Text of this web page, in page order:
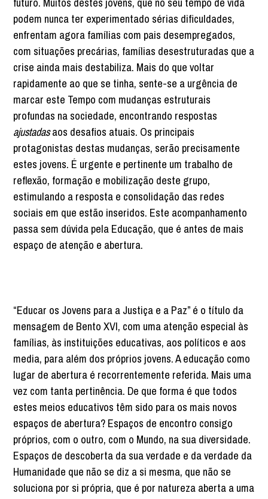
podem nunca ter experimentado sérias dificuldades,
enfrentam agora famílias com pais desempregados,
com situações precárias, famílias desestruturadas que a
crise ainda mais destabiliza. Mais do que voltar
rapidamente ao que se tinha, sente-se a urgência de
marcar este Tempo com mudanças estruturais
profundas na sociedade, encontrando respostas
ajustadasaos desafios atuais. Os principais
protagonistas destas mudanças, serão precisamente
estes jovens. É urgente e pertinente um trabalho de
reflexão, formação e mobilização deste grupo,
estimulando a resposta e consolidação das redes
sociais em que estão inseridos. Este acompanhamento
passa sem dúvida pela Educação, que é antes de mais
espaço de atenção e abertura.
“Educar os Jovens para a Justiça e a Paz” é o título da
mensagem de Bento XVI, com uma atenção especial às
famílias, às instituições educativas, aos políticos e aos
media, para além dos próprios jovens. A educação como
lugar de abertura é recorrentemente referida. Mais uma
vez com tanta pertinência. De que forma é que todos
estes meios educativos têm sido para os mais novos
espaços de abertura? Espaços de encontro consigo
próprios, com o outro, com o Mundo, na sua diversidade.
Espaços de descoberta da sua verdade e da verdade da
Humanidade que não se diz a si mesma, que não se
soluciona por si própria, que é por natureza aberta a uma